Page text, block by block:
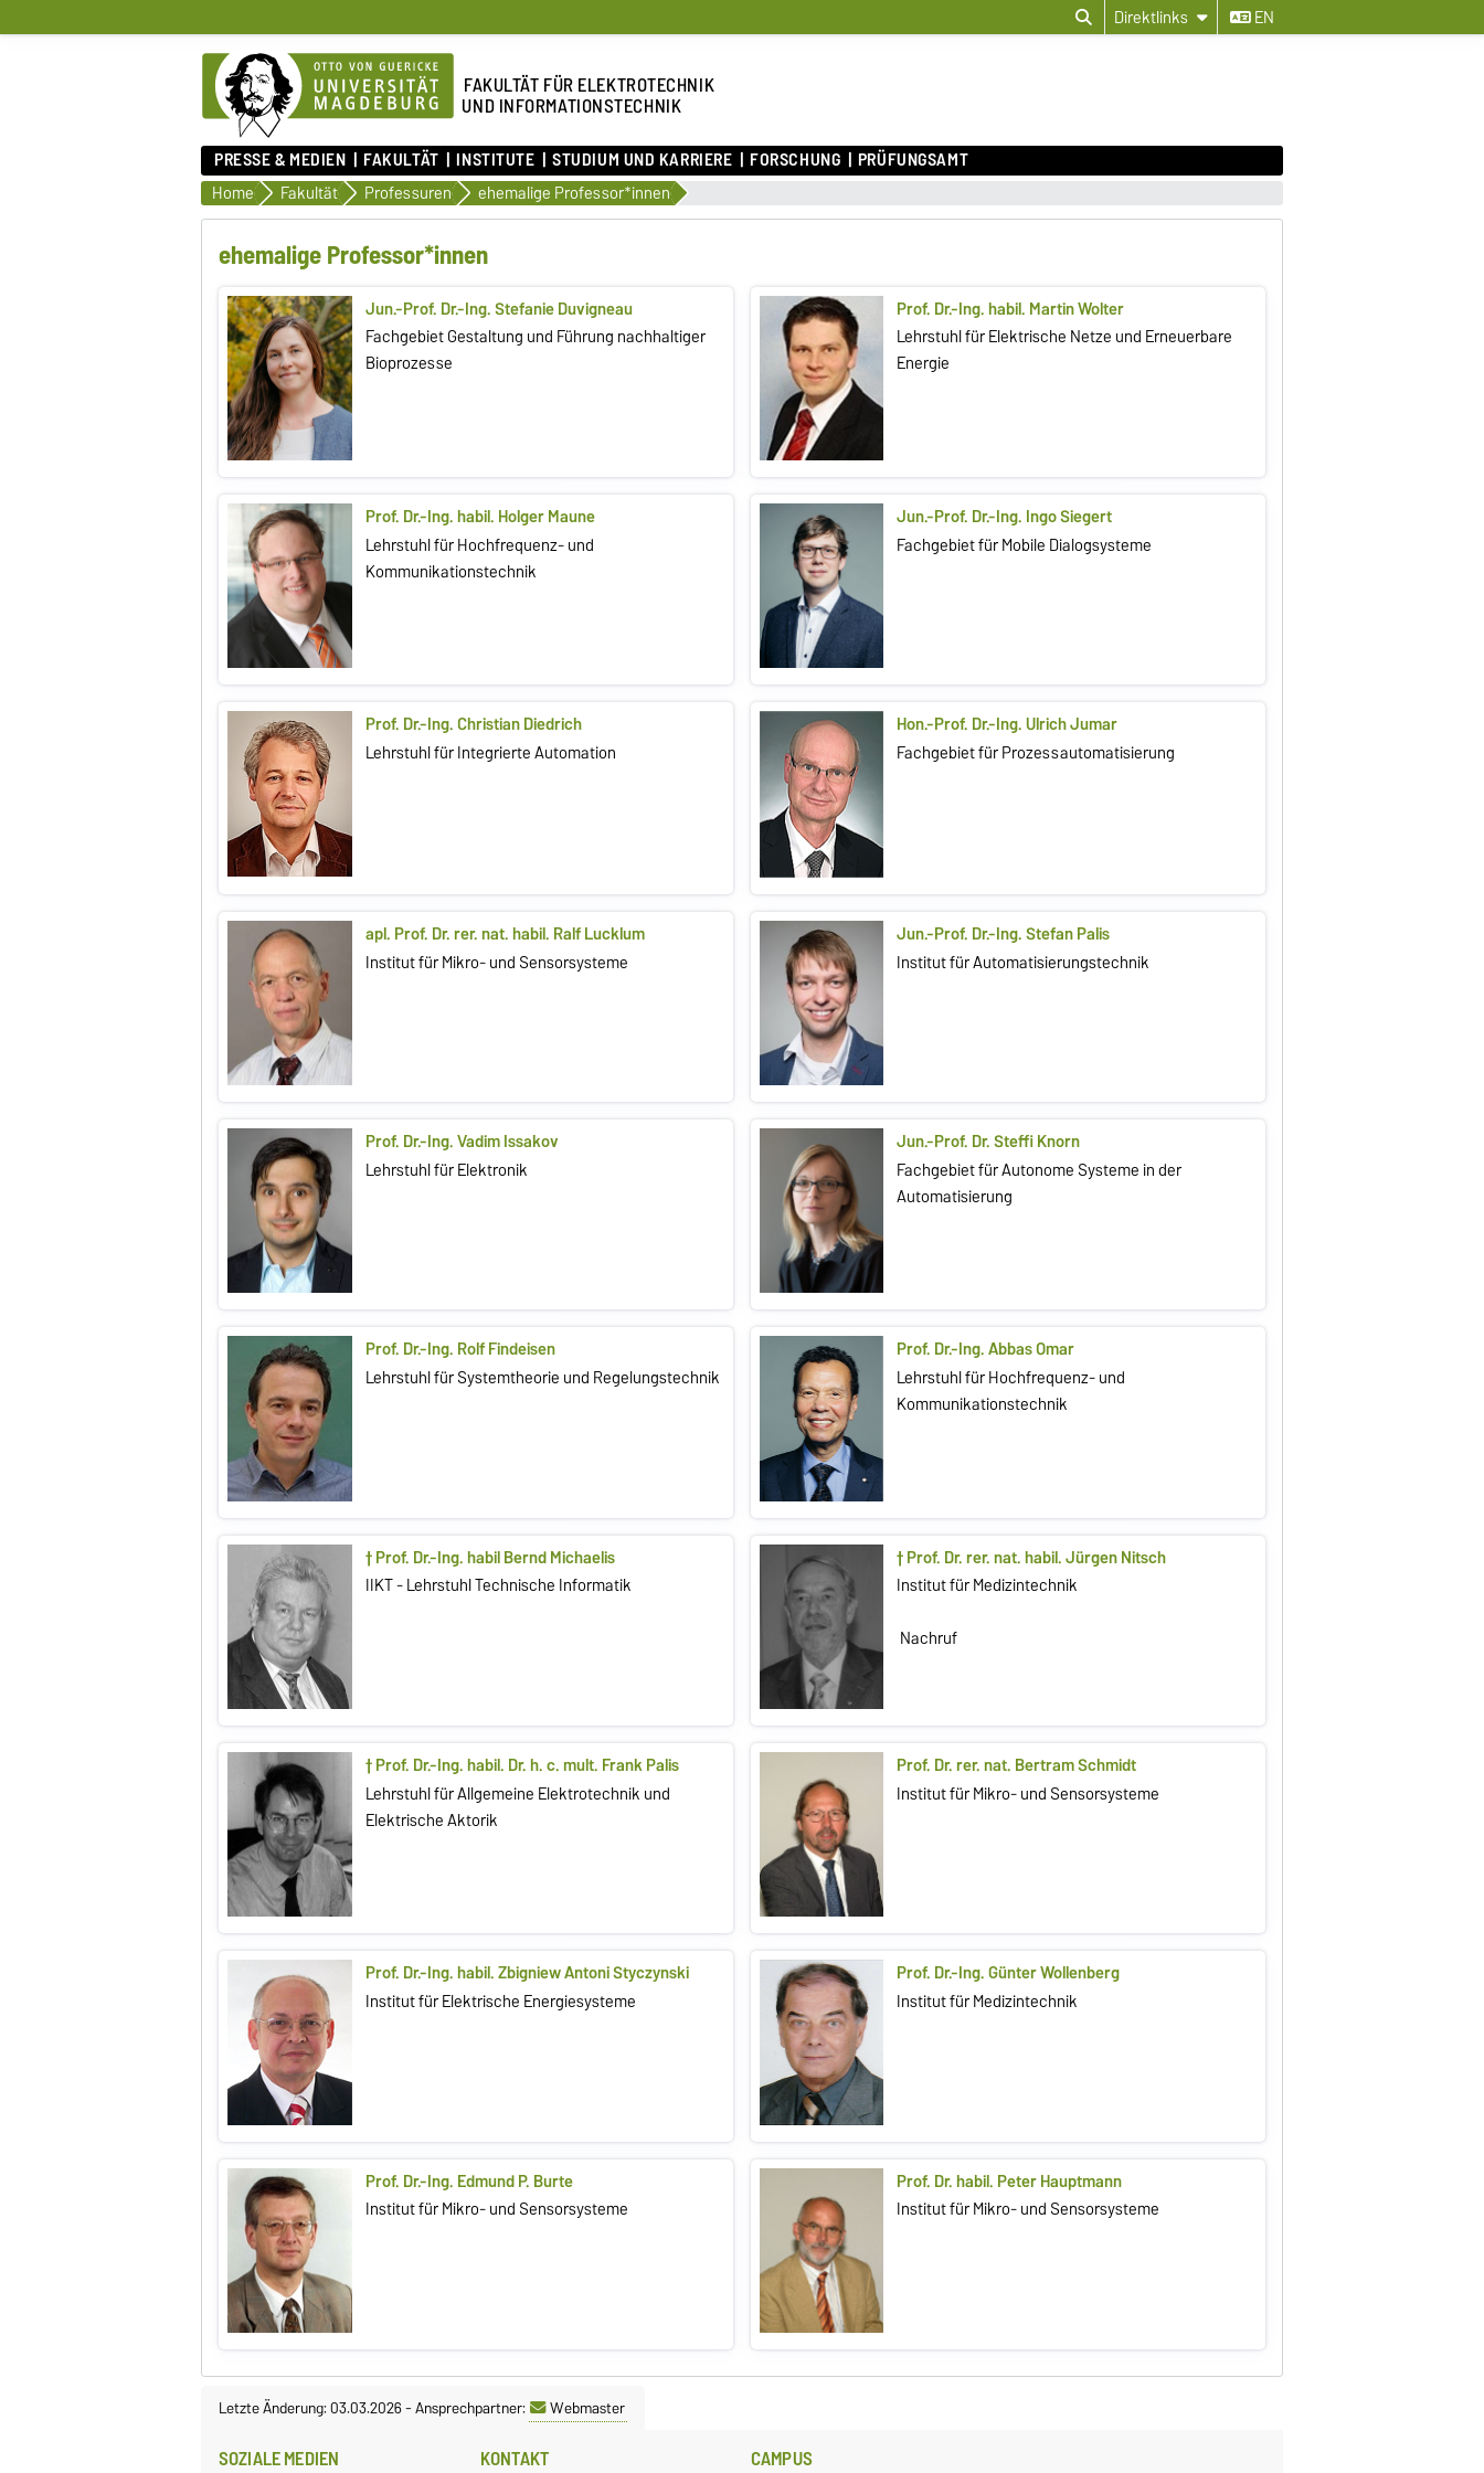
Direktlinks EN
FAKULTÄT FÜR ELEKTROTECHNIK
UND INFORMATIONSTECHNIK
PRESSE & MEDIEN FAKULTÄT INSTITUTE STUDIUM UND KARRIERE FORSCHUNG PRÜFUNGSAMT
Home Fakultät Professuren ehemalige Professor*innen
ehemalige Professor*innen
Jun.-Prof. Dr.-Ing. Stefanie Duvigneau
Fachgebiet Gestaltung und Führung nachhaltiger
Bioprozesse
Prof. Dr.-Ing. habil. Martin Wolter
Lehrstuhl für Elektrische Netze und Erneuerbare
Energie
Prof. Dr.-Ing. habil. Holger Maune
Lehrstuhl für Hochfrequenz- und
Kommunikationstechnik
Jun.-Prof. Dr.-Ing. Ingo Siegert
Fachgebiet für Mobile Dialogsysteme
Prof. Dr.-Ing. Christian Diedrich
Lehrstuhl für Integrierte Automation
Hon.-Prof. Dr.-Ing. Ulrich Jumar
Fachgebiet für Prozessautomatisierung
apl. Prof. Dr. rer. nat. habil. Ralf Lucklum
Institut für Mikro- und Sensorsysteme
Jun.-Prof. Dr.-Ing. Stefan Palis
Institut für Automatisierungstechnik
Prof. Dr.-Ing. Vadim Issakov
Lehrstuhl für Elektronik
Jun.-Prof. Dr. Steffi Knorn
Fachgebiet für Autonome Systeme in der
Automatisierung
Prof. Dr.-Ing. Rolf Findeisen
Lehrstuhl für Systemtheorie und Regelungstechnik
Prof. Dr.-Ing. Abbas Omar
Lehrstuhl für Hochfrequenz- und
Kommunikationstechnik
† Prof. Dr.-Ing. habil Bernd Michaelis
IIKT - Lehrstuhl Technische Informatik
† Prof. Dr. rer. nat. habil. Jürgen Nitsch
Institut für Medizintechnik
Nachruf
† Prof. Dr.-Ing. habil. Dr. h. c. mult. Frank Palis
Lehrstuhl für Allgemeine Elektrotechnik und
Elektrische Aktorik
Prof. Dr. rer. nat. Bertram Schmidt
Institut für Mikro- und Sensorsysteme
Prof. Dr.-Ing. habil. Zbigniew Antoni Styczynski
Institut für Elektrische Energiesysteme
Prof. Dr.-Ing. Günter Wollenberg
Institut für Medizintechnik
Prof. Dr.-Ing. Edmund P. Burte
Institut für Mikro- und Sensorsysteme
Prof. Dr. habil. Peter Hauptmann
Institut für Mikro- und Sensorsysteme
Letzte Änderung: 03.03.2026-Ansprechpartner: Webmaster
SOZIALE MEDIEN KONTAKT CAMPUS